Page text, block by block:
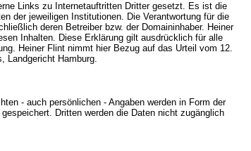
Links zu Internetauftritten Dritter gesetzt. Es ist die
der jeweiligen Institutionen. Die Verantwortung für die
deren Betreiber bzw. der Domaininhaber. Heiner
Inhalten. Diese Erklärung gilt ausdrücklich für alle
Heiner Flint nimmt hier Bezug auf das Urteil vom 12.
Landgericht Hamburg.
- auch persönlichen - Angaben werden in Form der
Dritten werden die Daten nicht zugänglich